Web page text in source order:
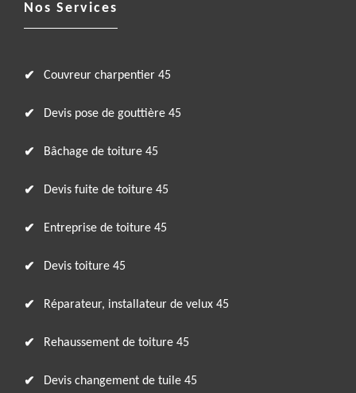
Nos Services
Couvreur charpentier 45
Devis pose de gouttière 45
Bâchage de toiture 45
Devis fuite de toiture 45
Entreprise de toiture 45
Devis toiture 45
Réparateur, installateur de velux 45
Rehaussement de toiture 45
Devis changement de tuile 45